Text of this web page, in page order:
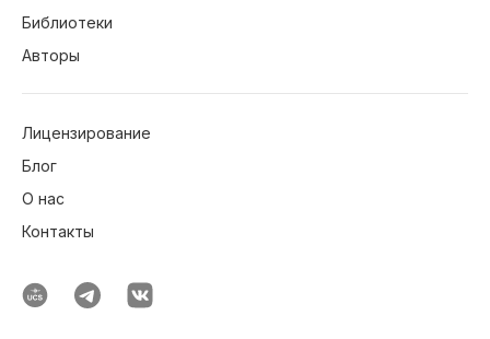
Библиотеки
Авторы
Лицензирование
Блог
О нас
Контакты